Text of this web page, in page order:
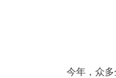
今年，众多